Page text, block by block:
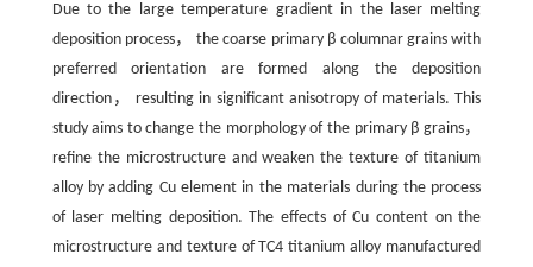
Due to the large temperature gradient in the laser melting
deposition process， the coarse primary β columnar grains with
preferred orientation are formed along the deposition
direction， resulting in significant anisotropy of materials. This
study aims to change the morphology of the primary β grains，
refine the microstructure and weaken the texture of titanium
alloy by adding Cu element in the materials during the process
of laser melting deposition. The effects of Cu content on the
microstructure and texture of TC4 titanium alloy manufactured